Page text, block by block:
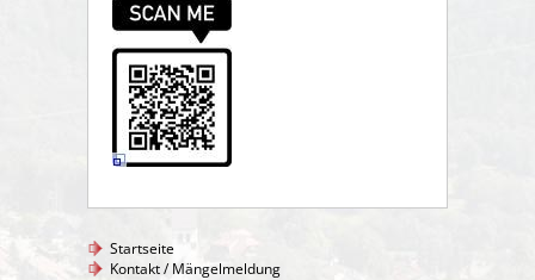
Startseite
Kontakt / Mängelmeldung